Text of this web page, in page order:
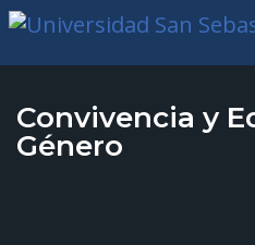
Convivencia y
Género